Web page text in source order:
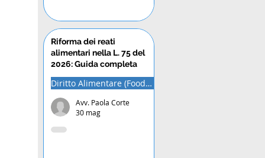
Riforma dei reati
alimentari nella L. 75 del
2026: Guida completa
Diritto Alimentare (Food Law)
Avv. Paola Corte
30 mag